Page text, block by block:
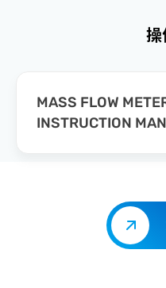
操
MASS FLOW
INSTRUCTION